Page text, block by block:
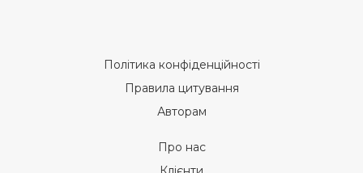
Політика конфіденційності
Правила цитування
Авторам
Про нас